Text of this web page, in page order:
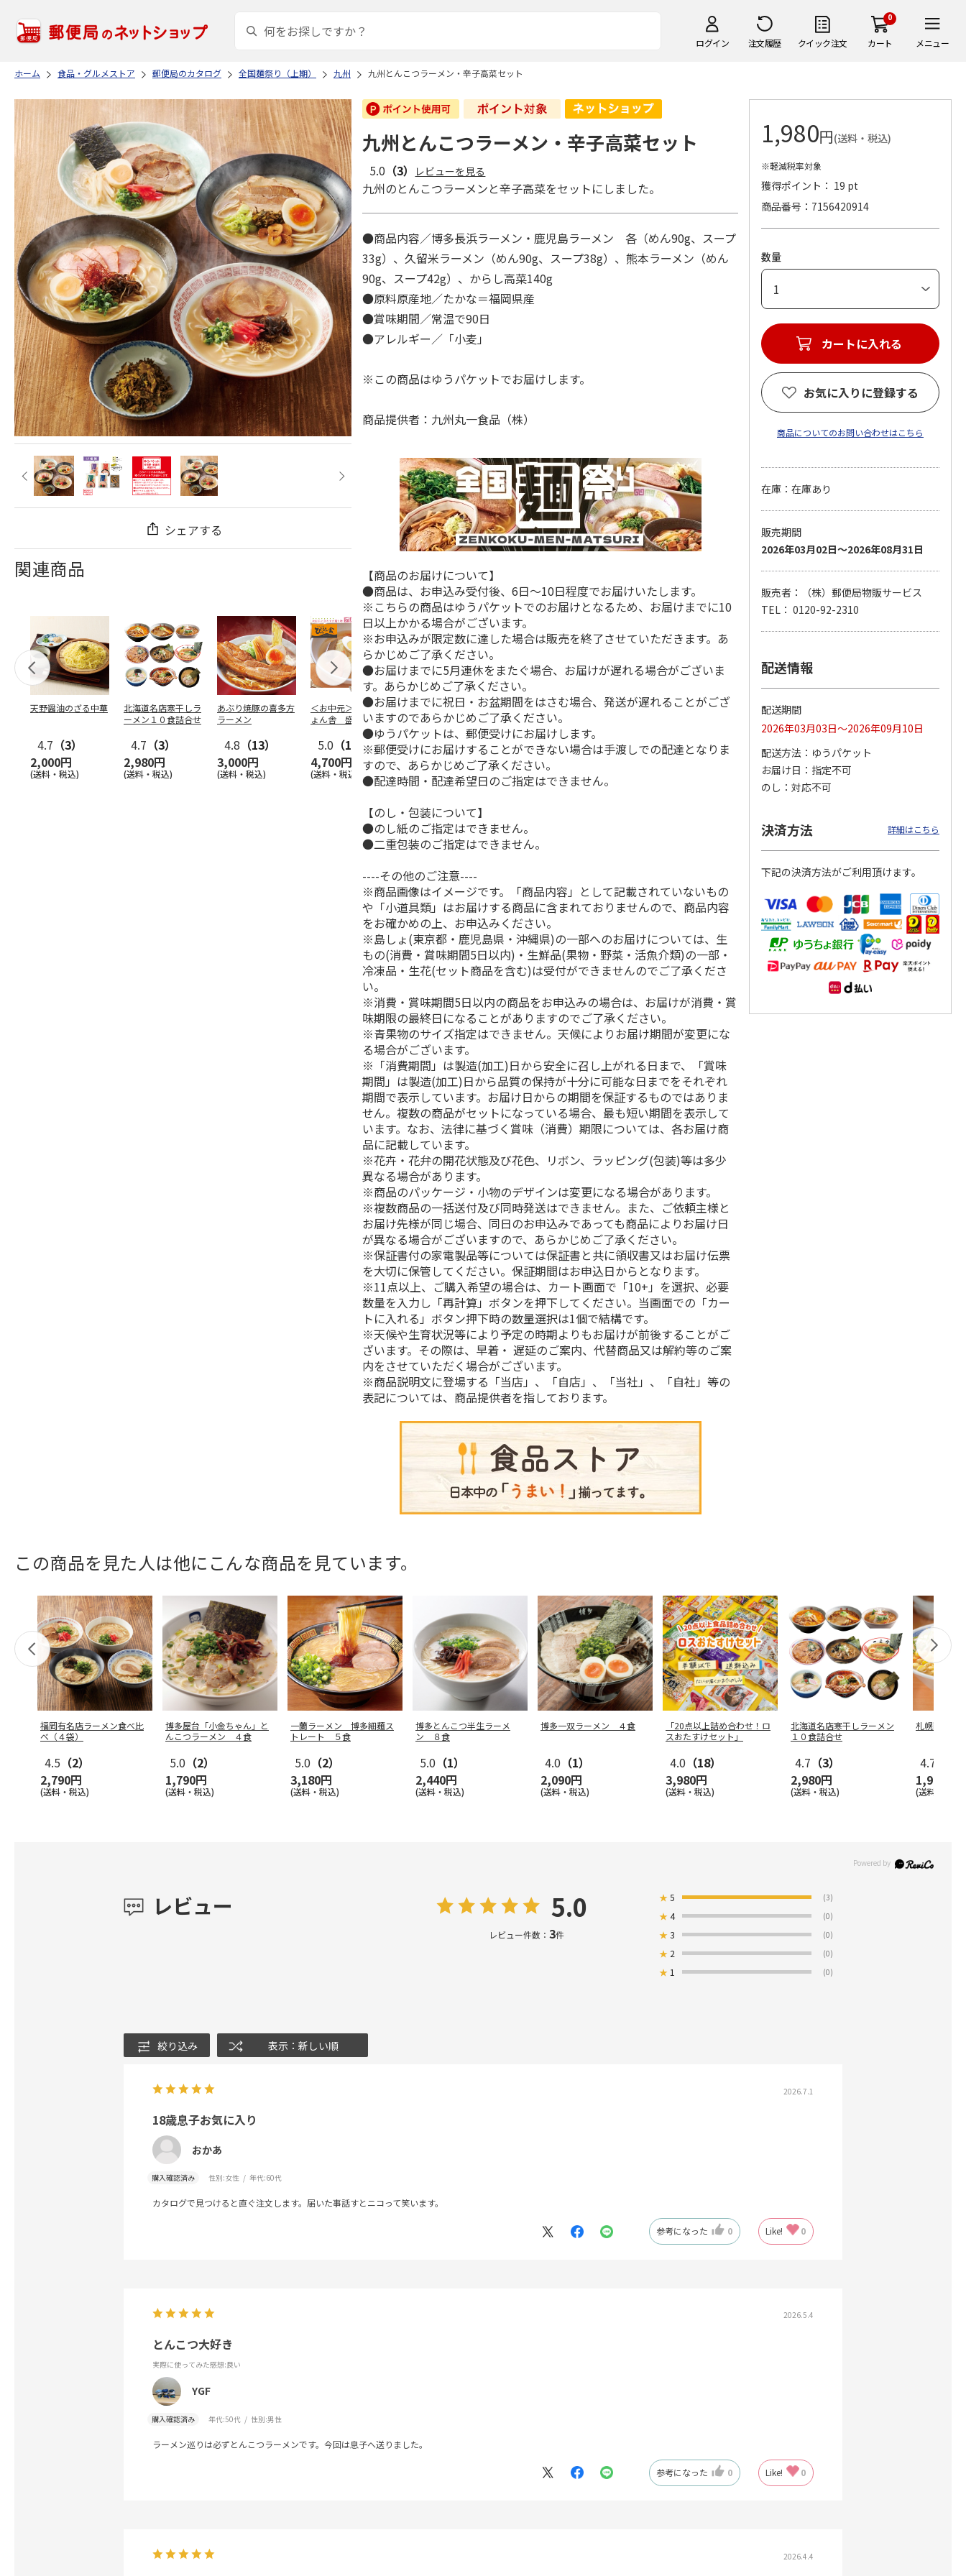
ログイン 注文履歴 クイック注文
0
カート メニュー
ホーム 食品・グルメストア 郵便局のカタログ 全国麺祭り（上期） 九州 九州とんこつラーメン・辛子高菜セット
シェアする
関連商品
天野醤油のざる中華
4.7 （3）
2,000円
(送料・税込)
北海道名店寒干しラ
ーメン１０食詰合せ
4.7 （3）
2,980円
(送料・税込)
あぶり焼豚の喜多方
ラーメン
4.8 （13）
3,000円
(送料・税込)
＜お中元＞ぴょんぴ
ょん舎 盛岡冷麺
お店の味セット４食
入（…
5.0 （1）
4,700円
(送料・税込)
＜ご自宅用＞喜多方
ラーメン味三昧温冷
セット １０食
5.0（1）
2,450円
(送料・税込)
千葉中華蕎麦「とみ
田」つけ麺４食
4.7（6）
2,340円
(送料・税込)
山形発祥 栄屋本店
４食
5.0（1）
(送料・税込)
北海道名店の味ラー
5.0（2）
＜お中元＞喜多方ラ
4.0
（2）
1,900円
(送料・税込)
九州とんこつラーメン・辛子高菜セット
5.0 （3） レビューを見る
九州のとんこつラーメンと辛子高菜をセットにしました。
●商品内容／博多長浜ラーメン・鹿児島ラーメン 各（めん90g、スープ
33g）、久留米ラーメン（めん90g、スープ38g）、熊本ラーメン（めん
90g、スープ42g）、からし高菜140g
●原料原産地／たかな＝福岡県産
●賞味期間／常温で90日
●アレルギー／「小麦」
※この商品はゆうパケットでお届けします。
商品提供者：九州丸一食品（株）
【商品のお届けについて】
●商品は、お申込み受付後、6日～10日程度でお届けいたします。
※こちらの商品はゆうパケットでのお届けとなるため、お届けまでに10
日以上かかる場合がございます。
※お申込みが限定数に達した場合は販売を終了させていただきます。あ
らかじめご了承ください。
●お届けまでに5月連休をまたぐ場合、お届けが遅れる場合がございま
す。あらかじめご了承ください。
●お届けまでに祝日・お盆期間をはさむ場合、発送が遅れることがござ
いますのであらかじめご了承ください。
●ゆうパケットは、郵便受けにお届けします。
※郵便受けにお届けすることができない場合は手渡しでの配達となりま
すので、あらかじめご了承ください。
●配達時間・配達希望日のご指定はできません。
【のし・包装について】
●のし紙のご指定はできません。
●二重包装のご指定はできません。
----その他のご注意----
※商品画像はイメージです。「商品内容」として記載されていないもの
や「小道具類」はお届けする商品に含まれておりませんので、商品内容
をお確かめの上、お申込みください。
※島しょ(東京都・鹿児島県・沖縄県)の一部へのお届けについては、生
もの(消費・賞味期間5日以内)・生鮮品(果物・野菜・活魚介類)の一部・
冷凍品・生花(セット商品を含む)は受付ができませんのでご了承くださ
い。
※消費・賞味期間5日以内の商品をお申込みの場合は、お届けが消費・賞
味期限の最終日になることがありますのでご了承ください。
※青果物のサイズ指定はできません。天候によりお届け期間が変更にな
る場合がございます。
※「消費期間」は製造(加工)日から安全に召し上がれる日まで、「賞味
期間」は製造(加工)日から品質の保持が十分に可能な日までをそれぞれ
期間で表示しています。お届け日からの期間を保証するものではありま
せん。複数の商品がセットになっている場合、最も短い期間を表示して
います。なお、法律に基づく賞味（消費）期限については、各お届け商
品に記載しています。
※花卉・花弁の開花状態及び花色、リボン、ラッピング(包装)等は多少
異なる場合があります。
※商品のパッケージ・小物のデザインは変更になる場合があります。
※複数商品の一括送付及び同時発送はできません。また、ご依頼主様と
お届け先様が同じ場合、同日のお申込みであっても商品によりお届け日
が異なる場合がございますので、あらかじめご了承ください。
※保証書付の家電製品等については保証書と共に領収書又はお届け伝票
を大切に保管してください。保証期間はお申込日からとなります。
※11点以上、ご購入希望の場合は、カート画面で「10+」を選択、必要
数量を入力し「再計算」ボタンを押下してください。当画面での「カー
トに入れる」ボタン押下時の数量選択は1個で結構です。
※天候や生育状況等により予定の時期よりもお届けが前後することがご
ざいます。その際は、早着・ 遅延のご案内、代替商品又は解約等のご案
内をさせていただく場合がございます。
※商品説明文に登場する「当店」、「自店」、「当社」、「自社」等の
表記については、商品提供者を指しております。
1,980円(送料・税込)
※軽減税率対象
獲得ポイント： 19 pt
商品番号
7156420914
数量
カートに入れる
お気に入りに登録する
商品についてのお問い合わせはこちら
在庫：在庫あり
販売期間
2026年03月02日～2026年08月31日
販売者：（株）郵便局物販サービス
TEL： 0120-92-2310
配送情報
配送期間
2026年03月03日～2026年09月10日
配送方法
ゆうパケット
お届け日
指定不可
のし
対応不可
決済方法 詳細はこちら
下記の決済方法がご利用頂けます。
この商品を見た人は他にこんな商品を見ています。
福岡有名店ラーメン食べ比
べ（４袋）
4.5 （2）
2,790円
(送料・税込)
博多屋台「小金ちゃん」と
んこつラーメン ４食
5.0 （2）
1,790円
(送料・税込)
一蘭ラーメン 博多細麺ス
トレート ５食
5.0 （2）
3,180円
(送料・税込)
博多とんこつ半生ラーメ
ン ８食
5.0 （1）
2,440円
(送料・税込)
博多一双ラーメン ４食
4.0 （1）
2,090円
(送料・税込)
「20点以上詰め合わせ！ロ
スおたすけセット」
4.0 （18）
3,980円
(送料・税込)
北海道名店寒干しラーメン
１０食詰合せ
4.7 （3）
2,980円
(送料・税込)
札幌西山ラ
4.7
1,950円
(送料・税込)
レビュー 5.0
レビュー件数： 3件
★5 (3)
★4 (0)
★3 (0)
★ 2 (0)
★ 1 (0)
絞り込み 表示：新しい順
2026.7.1
18歳息子お気に入り
おかあ
購入確認済み 性別:女性 年代:60代
カタログで見つけると直ぐ注文します。届いた事話すとニコって笑います。
参考になった 0 Like! 0
2026.5.4
とんこつ大好き
実際に使ってみた感想:良い
YGF
購入確認済み 年代:50代 性別:男性
ラーメン巡りは必ずとんこつラーメンです。今回は息子へ送りました。
参考になった 0 Like! 0
2026.4.4